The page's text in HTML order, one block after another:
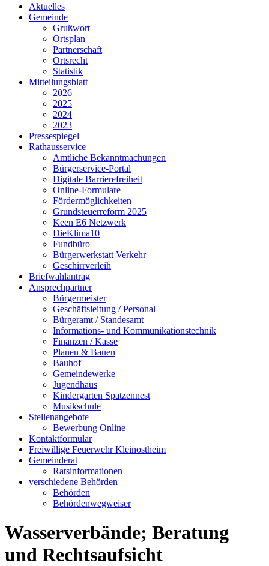
Aktuelles
Gemeinde
Grußwort
Ortsplan
Partnerschaft
Ortsrecht
Statistik
Mitteilungsblatt
2026
2025
2024
2023
Pressespiegel
Rathausservice
Amtliche Bekanntmachungen
Bürgerservice-Portal
Digitale Barrierefreiheit
Online-Formulare
Fördermöglichkeiten
Grundsteuerreform 2025
Keen E6 Netzwerk
DieKlima10
Fundbüro
Bürgerwerkstatt Verkehr
Geschirrverleih
Briefwahlantrag
Ansprechpartner
Bürgermeister
Geschäftsleitung / Personal
Bürgeramt / Standesamt
Informations- und Kommunikationstechnik
Finanzen / Kasse
Planen & Bauen
Bauhof
Gemeindewerke
Jugendhaus
Kindergarten Spatzennest
Musikschule
Stellenangebote
Bewerbung Online
Kontaktformular
Freiwillige Feuerwehr Kleinostheim
Gemeinderat
Ratsinformationen
verschiedene Behörden
Behörden
Behördenwegweiser
Wasserverbände; Beratung
und Rechtsaufsicht